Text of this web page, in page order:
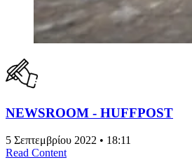
NEWSROOM - HUFFPOST
5 Σεπτεμβρίου 2022 • 18:11
Read Content